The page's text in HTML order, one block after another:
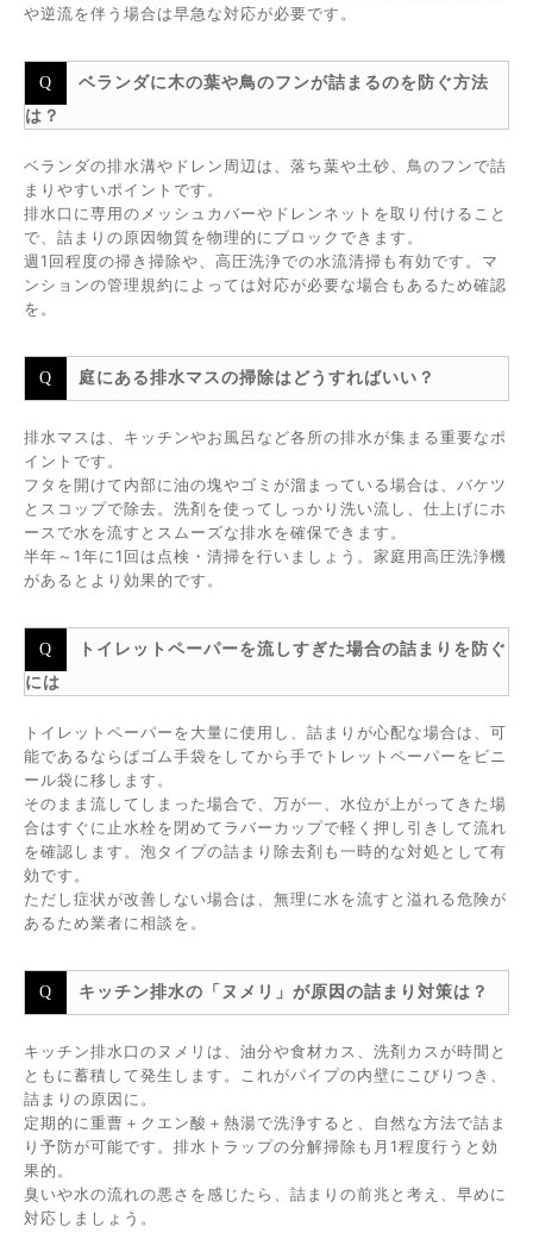
や逆流を伴う場合は早急な対応が必要です。
ベランダに木の葉や鳥のフンが詰まるのを防ぐ方法
は？
ベランダの排水溝やドレン周辺は、落ち葉や土砂、鳥のフンで詰
まりやすいポイントです。
排水口に専用のメッシュカバーやドレンネットを取り付けること
で、詰まりの原因物質を物理的にブロックできます。
週1回程度の掃き掃除や、高圧洗浄での水流清掃も有効です。マ
ンションの管理規約によっては対応が必要な場合もあるため確認
を。
庭にある排水マスの掃除はどうすればいい？
排水マスは、キッチンやお風呂など各所の排水が集まる重要なポ
イントです。
フタを開けて内部に油の塊やゴミが溜まっている場合は、バケツ
とスコップで除去。洗剤を使ってしっかり洗い流し、仕上げにホ
ースで水を流すとスムーズな排水を確保できます。
半年～1年に1回は点検・清掃を行いましょう。家庭用高圧洗浄機
があるとより効果的です。
トイレットペーパーを流しすぎた場合の詰まりを防ぐ
には
トイレットペーパーを大量に使用し、詰まりが心配な場合は、可
能であるならばゴム手袋をしてから手でトレットペーパーをビニ
ール袋に移します。
そのまま流してしまった場合で、万が一、水位が上がってきた場
合はすぐに止水栓を閉めてラバーカップで軽く押し引きして流れ
を確認します。泡タイプの詰まり除去剤も一時的な対処として有
効です。
ただし症状が改善しない場合は、無理に水を流すと溢れる危険が
あるため業者に相談を。
キッチン排水の「ヌメリ」が原因の詰まり対策は？
キッチン排水口のヌメリは、油分や食材カス、洗剤カスが時間と
ともに蓄積して発生します。これがパイプの内壁にこびりつき、
詰まりの原因に。
定期的に重曹＋クエン酸＋熱湯で洗浄すると、自然な方法で詰ま
り予防が可能です。排水トラップの分解掃除も月1程度行うと効
果的。
臭いや水の流れの悪さを感じたら、詰まりの前兆と考え、早めに
対応しましょう。